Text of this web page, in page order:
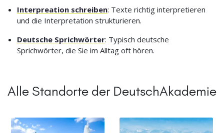
Interpreation schreiben: Texte richtig interpretieren
und die Interpretation strukturieren.
Deutsche Sprichwörter: Typisch deutsche
Sprichwörter, die Sie im Alltag oft hören.
Alle Standorte der DeutschAkademie